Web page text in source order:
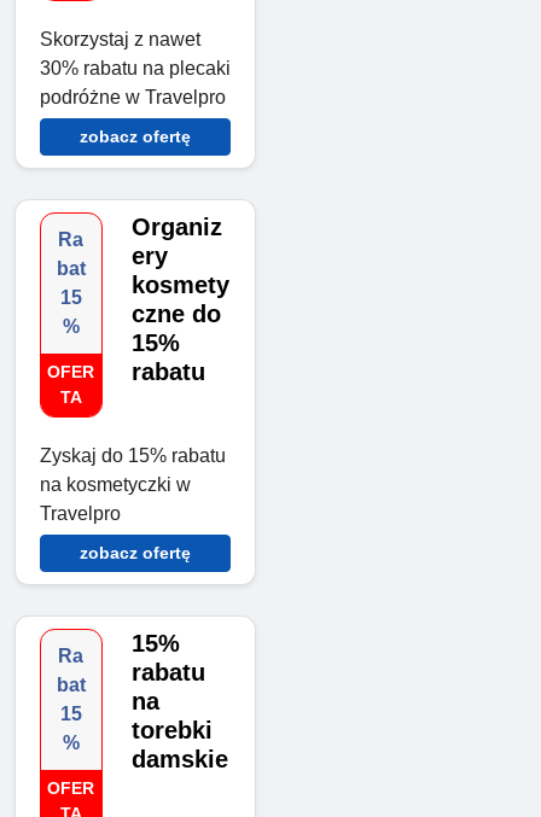
Skorzystaj z nawet
30% rabatu na plecaki
podróżne w Travelpro
zobacz ofertę
Ra
bat
15
%
OFER
TA
Organiz
ery
kosmety
czne do
15%
rabatu
Zyskaj do 15% rabatu
na kosmetyczki w
Travelpro
zobacz ofertę
Ra
bat
15
%
OFER
15%
rabatu
na
torebki
damskie